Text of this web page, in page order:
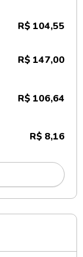
R$ 104,55
R$ 147,00
R$ 106,64
R$ 8,16